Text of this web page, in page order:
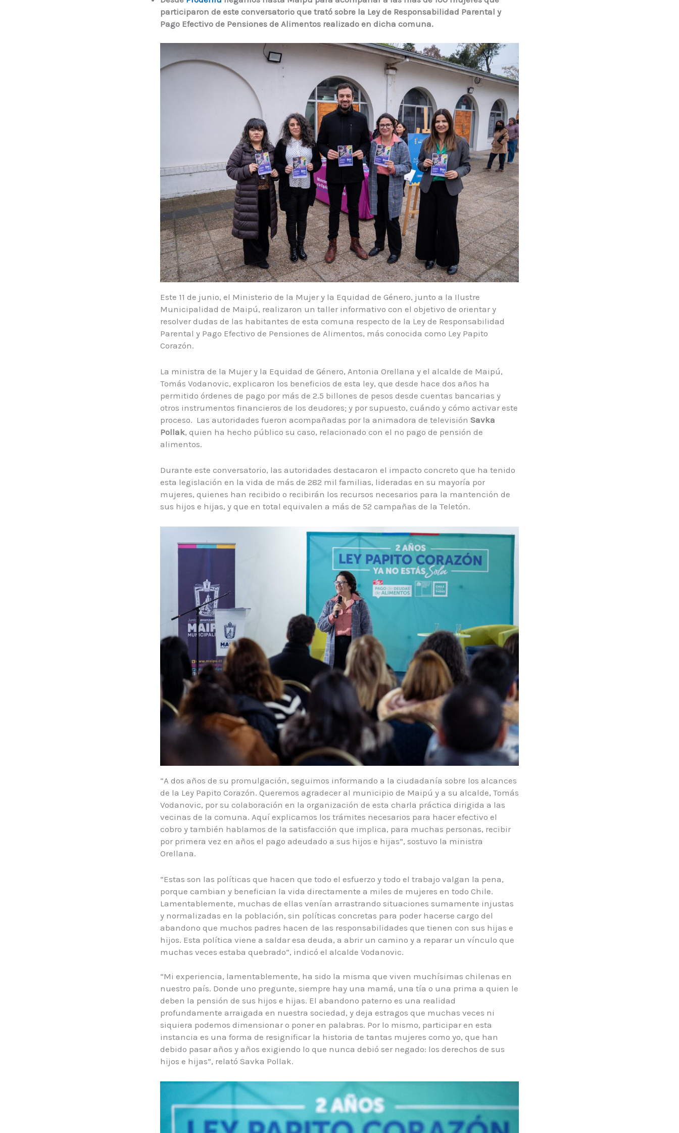
participaron de este conversatorio que trató sobre la Ley de Responsabilidad Parental y
Pago Efectivo de Pensiones de Alimentos realizado en dicha comuna.
Este 11 de junio, el Ministerio de la Mujer y la Equidad de Género, junto a la Ilustre
Municipalidad de Maipú, realizaron un taller informativo con el objetivo de orientar y
resolver dudas de las habitantes de esta comuna respecto de la Ley de Responsabilidad
Parental y Pago Efectivo de Pensiones de Alimentos, más conocida como Ley Papito
Corazón.
La ministra de la Mujer y la Equidad de Género, Antonia Orellana y el alcalde de Maipú,
Tomás Vodanovic, explicaron los beneficios de esta ley, que desde hace dos años ha
permitido órdenes de pago por más de 2.5 billones de pesos desde cuentas bancarias y
otros instrumentos financieros de los deudores; y por supuesto, cuándo y cómo activar este
proceso. Las autoridades fueron acompañadas por la animadora de televisión Savka
Pollak, quien ha hecho público su caso, relacionado con el no pago de pensión de
alimentos.
Durante este conversatorio, las autoridades destacaron el impacto concreto que ha tenido
esta legislación en la vida de más de 282 mil familias, lideradas en su mayoría por
mujeres, quienes han recibido o recibirán los recursos necesarios para la mantención de
sus hijos e hijas, y que en total equivalen a más de 52 campañas de la Teletón.
“A dos años de su promulgación, seguimos informando a la ciudadanía sobre los alcances
de la Ley Papito Corazón. Queremos agradecer al municipio de Maipú y a su alcalde, Tomás
Vodanovic, por su colaboración en la organización de esta charla práctica dirigida a las
vecinas de la comuna. Aquí explicamos los trámites necesarios para hacer efectivo el
cobro y también hablamos de la satisfacción que implica, para muchas personas, recibir
por primera vez en años el pago adeudado a sus hijos e hijas”, sostuvo la ministra
Orellana.
“Estas son las políticas que hacen que todo el esfuerzo y todo el trabajo valgan la pena,
porque cambian y benefician la vida directamente a miles de mujeres en todo Chile.
Lamentablemente, muchas de ellas venían arrastrando situaciones sumamente injustas
y normalizadas en la población, sin políticas concretas para poder hacerse cargo del
abandono que muchos padres hacen de las responsabilidades que tienen con sus hijas e
hijos. Esta política viene a saldar esa deuda, a abrir un camino y a reparar un vínculo que
muchas veces estaba quebrado”, indicó el alcalde Vodanovic.
“Mi experiencia, lamentablemente, ha sido la misma que viven muchísimas chilenas en
nuestro país. Donde uno pregunte, siempre hay una mamá, una tía o una prima a quien le
deben la pensión de sus hijos e hijas. El abandono paterno es una realidad
profundamente arraigada en nuestra sociedad, y deja estragos que muchas veces ni
siquiera podemos dimensionar o poner en palabras. Por lo mismo, participar en esta
instancia es una forma de resignificar la historia de tantas mujeres como yo, que han
debido pasar años y años exigiendo lo que nunca debió ser negado: los derechos de sus
hijos e hijas”, relató Savka Pollak.